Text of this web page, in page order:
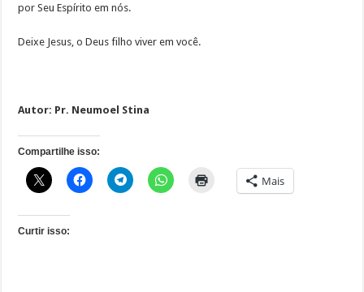
por Seu Espírito em nós.
Deixe Jesus, o Deus filho viver em você.
Autor: Pr. Neumoel Stina
Compartilhe isso:
Mais
Curtir isso: